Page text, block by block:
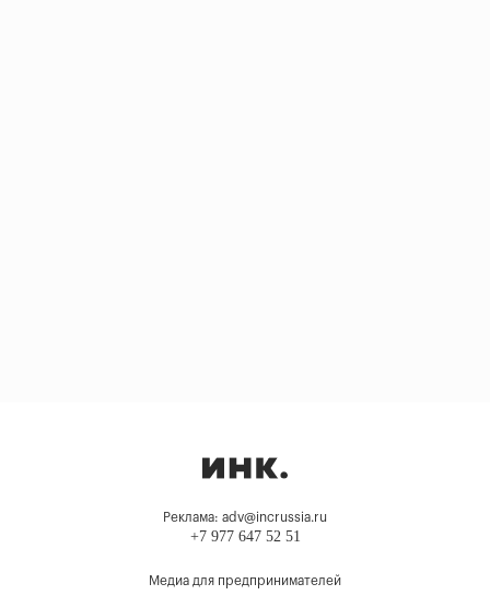
Реклама: adv@incrussia.ru
+7 977 647 52 51
Медиа для предпринимателей